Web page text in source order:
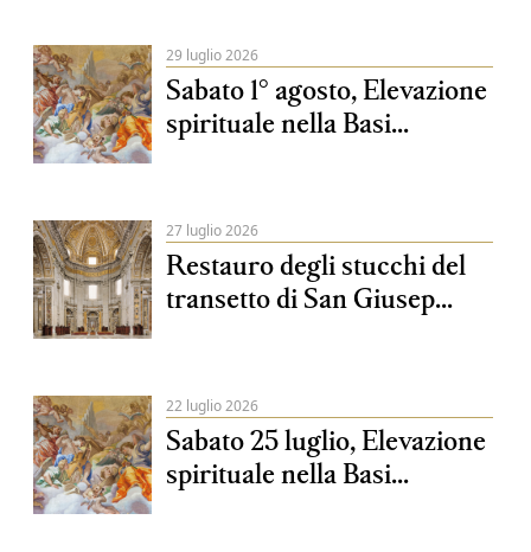
29 luglio 2026
Sabato 1° agosto, Elevazione
spirituale nella Basi...
27 luglio 2026
Restauro degli stucchi del
transetto di San Giusep...
22 luglio 2026
Sabato 25 luglio, Elevazione
spirituale nella Basi...